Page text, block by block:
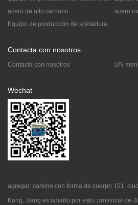
acero de alto carbono
acero
Equipo de producción de soldadura
Contacta con nosotros
Contacta con nosotros UN
Wechat
agregar: camino con forma de cuerpo 151,
Kong, Jiang es odiado por esto, provincia de